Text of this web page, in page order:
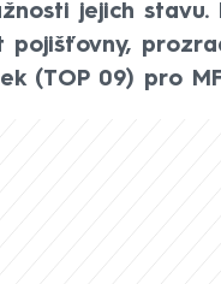
jejich stavu.
pojišťovny,
(TOP 09) pro